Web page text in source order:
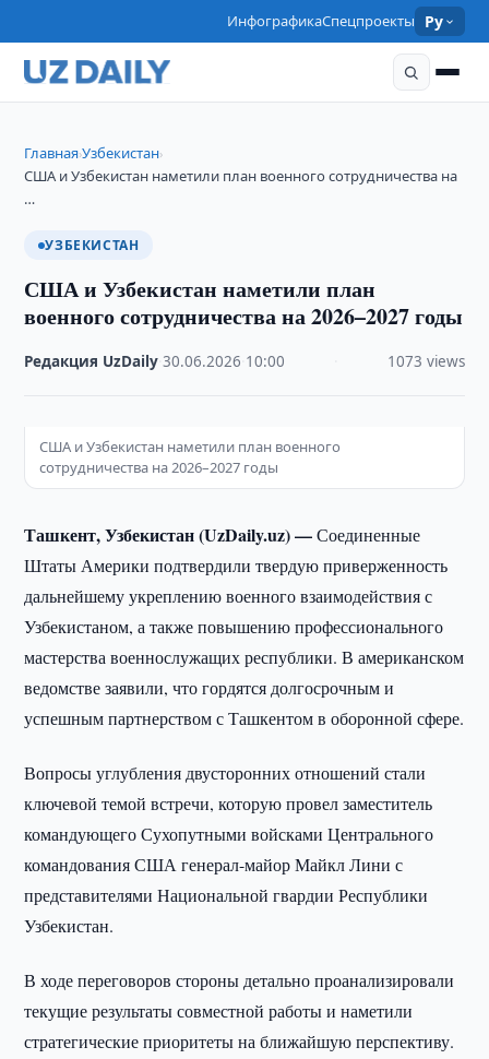
ИнфографикаСпецпроекты Ру
Главная›Узбекистан›
США и Узбекистан наметили план военного сотрудничества на
…
УЗБЕКИСТАН
США и Узбекистан наметили план
военного сотрудничества на 2026–2027 годы
Редакция UzDaily ·30.06.2026 10:00 1073 views
США и Узбекистан наметили план военного
сотрудничества на 2026–2027 годы
Ташкент, Узбекистан (UzDaily.uz) —Соединенные
Штаты Америки подтвердили твердую приверженность
дальнейшему укреплению военного взаимодействия с
Узбекистаном, а также повышению профессионального
мастерства военнослужащих республики. В американском
ведомстве заявили, что гордятся долгосрочным и
успешным партнерством с Ташкентом в оборонной сфере.
Вопросы углубления двусторонних отношений стали
ключевой темой встречи, которую провел заместитель
командующего Сухопутными войсками Центрального
командования США генерал-майор Майкл Лини с
представителями Национальной гвардии Республики
Узбекистан.
В ходе переговоров стороны детально проанализировали
текущие результаты совместной работы и наметили
стратегические приоритеты на ближайшую перспективу.